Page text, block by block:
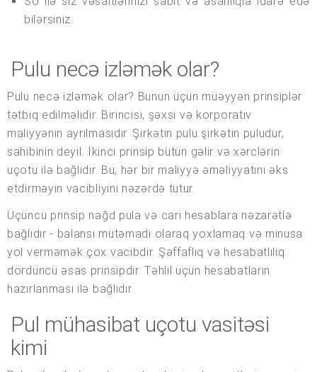
bilərsiniz.
Pulu necə izləmək olar?
Pulu necə izləmək olar? Bunun üçün müəyyən prinsiplər
tətbiq edilməlidir. Birincisi, şəxsi və korporativ
maliyyənin ayrılmasıdır. Şirkətin pulu şirkətin puludur,
sahibinin deyil. İkinci prinsip bütün gəlir və xərclərin
uçotu ilə bağlıdır. Bu, hər bir maliyyə əməliyyatını əks
etdirməyin vacibliyini nəzərdə tutur.
Üçüncü prinsip nağd pula və cari hesablara nəzarətlə
bağlıdır - balansı mütəmadi olaraq yoxlamaq və minusa
yol verməmək çox vacibdir. Şəffaflıq və hesabatlılıq
dördüncü əsas prinsipdir. Təhlil üçün hesabatların
hazırlanması ilə bağlıdır.
Pul mühasibat uçotu vasitəsi
kimi